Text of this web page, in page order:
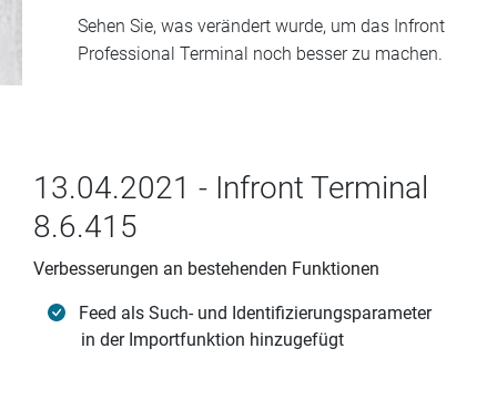
Sehen Sie, was verändert wurde, um das Infront
Professional Terminal noch besser zu machen.
13.04.2021 - Infront Terminal
8.6.415
Verbesserungen an bestehenden Funktionen
Feed als Such- und Identifizierungsparameter
in der Importfunktion hinzugefügt